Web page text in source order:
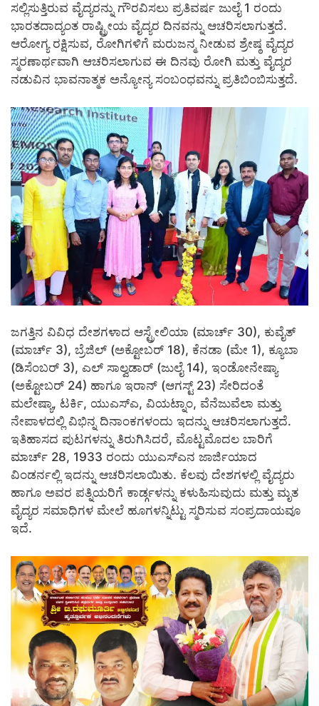
ಸಲ್ಲಿಸುತ್ತಿರುವ ವೈದ್ಯರನ್ನು ಗೌರವಿಸಲು ಪ್ರತಿವರ್ಷ ಜುಲೈ 1 ರಂದು
ಭಾರತದಾದ್ಯಂತ ರಾಷ್ಟ್ರೀಯ ವೈದ್ಯರ ದಿನವನ್ನು ಆಚರಿಸಲಾಗುತ್ತದೆ.
ಆರೋಗ್ಯ ರಕ್ಷಿಸುವ, ರೋಗಿಗಳಿಗೆ ಮರುಜನ್ಮ ನೀಡುವ ಶ್ರೇಷ್ಠ ವೈದ್ಯರ
ಸ್ಮರಣಾರ್ಥವಾಗಿ ಆಚರಿಸಲಾಗುವ ಈ ದಿನವು ರೋಗಿ ಮತ್ತು ವೈದ್ಯರ
ನಡುವಿನ ಭಾವನಾತ್ಮಕ ಅನ್ಯೋನ್ಯ ಸಂಬಂಧವನ್ನು ಪ್ರತಿಬಿಂಬಿಸುತ್ತದೆ.
ಜಗತ್ತಿನ ವಿವಿಧ ದೇಶಗಳಾದ ಆಸ್ಟ್ರೇಲಿಯಾ (ಮಾರ್ಚ್ 30), ಕುವೈತ್
(ಮಾರ್ಚ್ 3), ಬ್ರೆಜಿಲ್ (ಅಕ್ಟೋಬರ್ 18), ಕೆನಡಾ (ಮೇ 1), ಕ್ಯೂಬಾ
(ಡಿಸೆಂಬರ್ 3), ಎಲ್ ಸಾಲ್ವಡಾರ್ (ಜುಲೈ 14), ಇಂಡೋನೇಷ್ಯಾ
(ಅಕ್ಟೋಬರ್ 24) ಹಾಗೂ ಇರಾನ್ (ಆಗಸ್ಟ್ 23) ಸೇರಿದಂತೆ
ಮಲೇಷ್ಯಾ, ಟರ್ಕಿ, ಯುಎಸ್ಎ, ವಿಯಟ್ನಾಂ, ವೆನೆಜುವೆಲಾ ಮತ್ತು
ನೇಪಾಳದಲ್ಲಿ ವಿಭಿನ್ನ ದಿನಾಂಕಗಳಂದು ಇದನ್ನು ಆಚರಿಸಲಾಗುತ್ತದೆ.
ಇತಿಹಾಸದ ಪುಟಗಳನ್ನು ತಿರುಗಿಸಿದರೆ, ಮೊಟ್ಟಮೊದಲ ಬಾರಿಗೆ
ಮಾರ್ಚ್ 28, 1933 ರಂದು ಯುಎಸ್ಎನ ಜಾರ್ಜಿಯಾದ
ವಿಂಡರ್ನಲ್ಲಿ ಇದನ್ನು ಆಚರಿಸಲಾಯಿತು. ಕೆಲವು ದೇಶಗಳಲ್ಲಿ ವೈದ್ಯರು
ಹಾಗೂ ಅವರ ಪತ್ನಿಯರಿಗೆ ಕಾರ್ಡ್ಗಳನ್ನು ಕಳುಹಿಸುವುದು ಮತ್ತು ಮೃತ
ವೈದ್ಯರ ಸಮಾಧಿಗಳ ಮೇಲೆ ಹೂಗಳನ್ನಿಟ್ಟು ಸ್ಮರಿಸುವ ಸಂಪ್ರದಾಯವೂ
ಇದೆ.